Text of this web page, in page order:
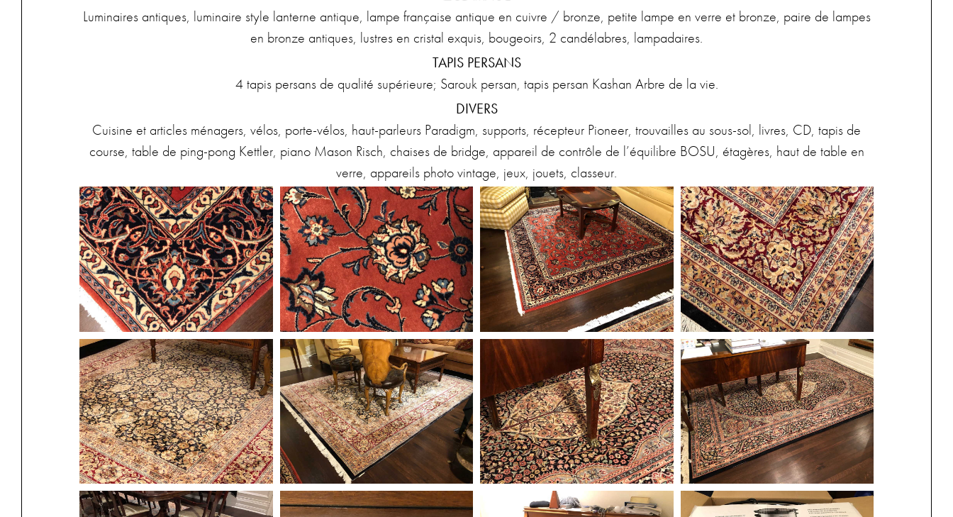
Luminaires antiques, luminaire style lanterne antique, lampe française antique en cuivre / bronze, petite lampe en verre et bronze, paire de lampes
en bronze antiques, lustres en cristal exquis, bougeoirs, 2 candélabres, lampadaires.
TAPIS PERSANS
4 tapis persans de qualité supérieure; Sarouk persan, tapis persan Kashan Arbre de la vie.
DIVERS
Cuisine et articles ménagers, vélos, porte-vélos, haut-parleurs Paradigm, supports, récepteur Pioneer, trouvailles au sous-sol, livres, CD, tapis de
course, table de ping-pong Kettler, piano Mason Risch, chaises de bridge, appareil de contrôle de l’équilibre BOSU, étagères, haut de table en
verre, appareils photo vintage, jeux, jouets, classeur.